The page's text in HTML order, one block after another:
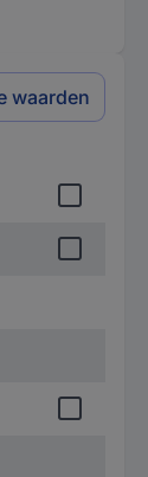
waarden